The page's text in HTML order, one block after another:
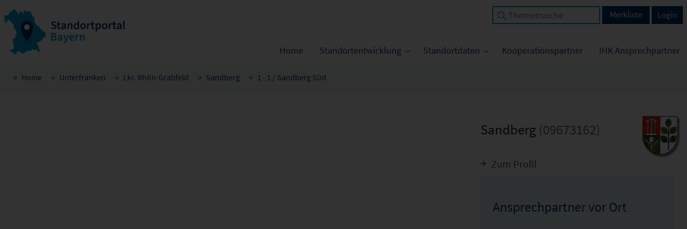
Home Standortentwicklung Standortdaten Kooperationspartner IHK Ansprechpartner
Login
Merkliste
Home Unterfranken Lkr. Rhön-Grabfeld Sandberg 1 - 1 / Sandberg Süd
Sandberg (09673162)
Zum Profil
Ansprechpartner vor Ort